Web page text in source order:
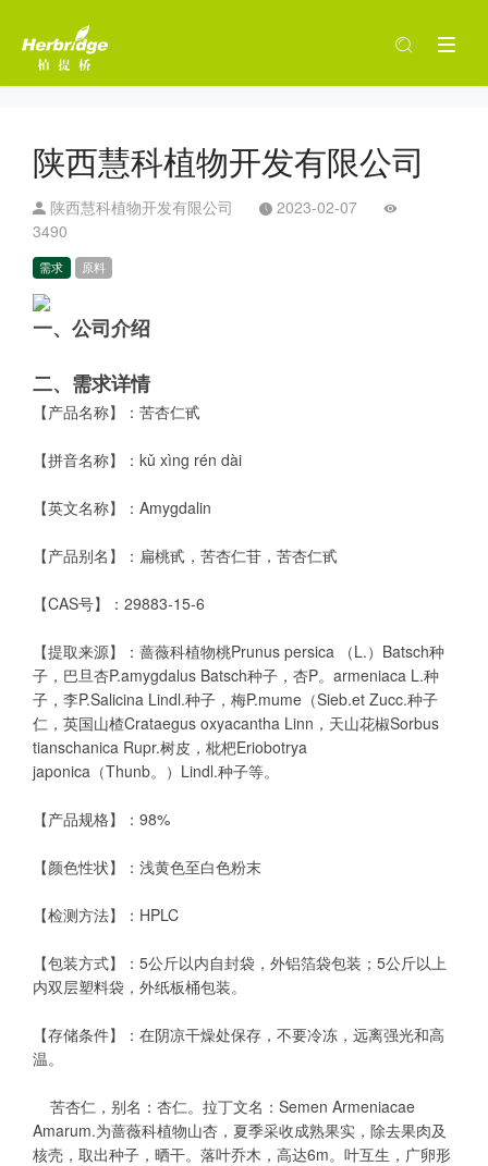
陕西慧科植物开发有限公司
陕西慧科植物开发有限公司
2023-02-07
3490
需求 原料
一、公司介绍
二、需求详情
【产品名称】：苦杏仁甙
【拼音名称】：kǔ xìng rén dài
【英文名称】：Amygdalin
【产品别名】：扁桃甙，苦杏仁苷，苦杏仁甙
【CAS号】：29883-15-6
【提取来源】：蔷薇科植物桃Prunus persica （L.）Batsch种
子，巴旦杏P.amygdalus Batsch种子，杏P。armeniaca L.种
子，李P.Salicina Lindl.种子，梅P.mume（Sieb.et Zucc.种子
仁，英国山楂Crataegus oxyacantha Linn，天山花椒Sorbus
tianschanica Rupr.树皮，枇杷Eriobotrya
japonica（Thunb。）Lindl.种子等。
【产品规格】：98%
【颜色性状】：浅黄色至白色粉末
【检测方法】：HPLC
【包装方式】：5公斤以内自封袋，外铝箔袋包装；5公斤以上
内双层塑料袋，外纸板桶包装。
【存储条件】：在阴凉干燥处保存，不要冷冻，远离强光和高
温。
苦杏仁，别名：杏仁。拉丁文名：Semen Armeniacae
Amarum.为蔷薇科植物山杏，夏季采收成熟果实，除去果肉及
核壳，取出种子，晒干。落叶乔木，高达6m。叶互生，广卵形